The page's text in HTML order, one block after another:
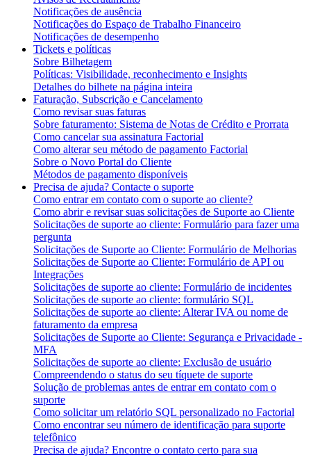
Notificações de ausência
Notificações do Espaço de Trabalho Financeiro
Notificações de desempenho
Tickets e políticas
Sobre Bilhetagem
Políticas: Visibilidade, reconhecimento e Insights
Detalhes do bilhete na página inteira
Faturação, Subscrição e Cancelamento
Como revisar suas faturas
Sobre faturamento: Sistema de Notas de Crédito e Prorrata
Como cancelar sua assinatura Factorial
Como alterar seu método de pagamento Factorial
Sobre o Novo Portal do Cliente
Métodos de pagamento disponíveis
Precisa de ajuda? Contacte o suporte
Como entrar em contato com o suporte ao cliente?
Como abrir e revisar suas solicitações de Suporte ao Cliente
Solicitações de suporte ao cliente: Formulário para fazer uma
pergunta
Solicitações de Suporte ao Cliente: Formulário de Melhorias
Solicitações de Suporte ao Cliente: Formulário de API ou
Integrações
Solicitações de suporte ao cliente: Formulário de incidentes
Solicitações de suporte ao cliente: formulário SQL
Solicitações de suporte ao cliente: Alterar IVA ou nome de
faturamento da empresa
Solicitações de Suporte ao Cliente: Segurança e Privacidade -
MFA
Solicitações de suporte ao cliente: Exclusão de usuário
Compreendendo o status do seu tíquete de suporte
Solução de problemas antes de entrar em contato com o
suporte
Como solicitar um relatório SQL personalizado no Factorial
Como encontrar seu número de identificação para suporte
telefônico
Precisa de ajuda? Encontre o contato certo para sua